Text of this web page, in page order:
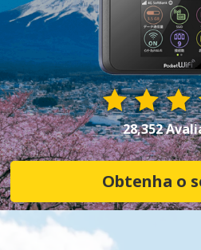
28,352
Obtenha o